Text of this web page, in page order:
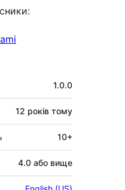
1.0.0
12 років тому
10+
4.0 або вище